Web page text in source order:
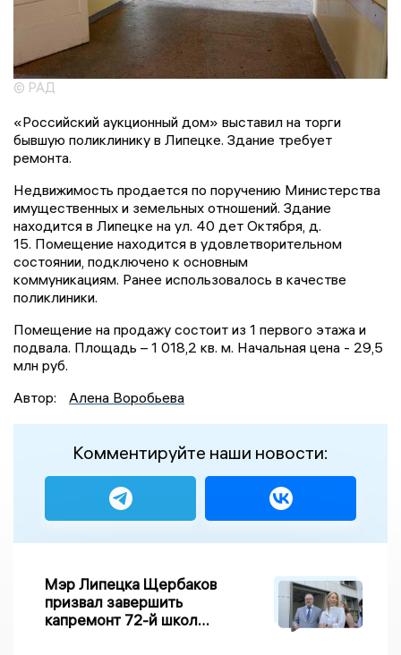
© РАД
«Российский аукционный дом» выставил на торги
бывшую поликлинику в Липецке. Здание требует
ремонта.
Недвижимость продается по поручению Министерства
имущественных и земельных отношений. Здание
находится в Липецке на ул. 40 дет Октября, д.
15. Помещение находится в удовлетворительном
состоянии, подключено к основным
коммуникациям. Ранее использовалось в качестве
поликлиники.
Помещение на продажу состоит из 1 первого этажа и
подвала. Площадь – 1 018,2 кв. м. Начальная цена - 29,5
млн руб.
Автор:
Алена Воробьева
Комментируйте наши новости:
Мэр Липецка Щербаков
призвал завершить
капремонт 72-й школы